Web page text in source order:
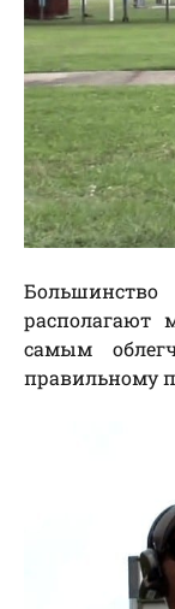
располагают
самым
правильному